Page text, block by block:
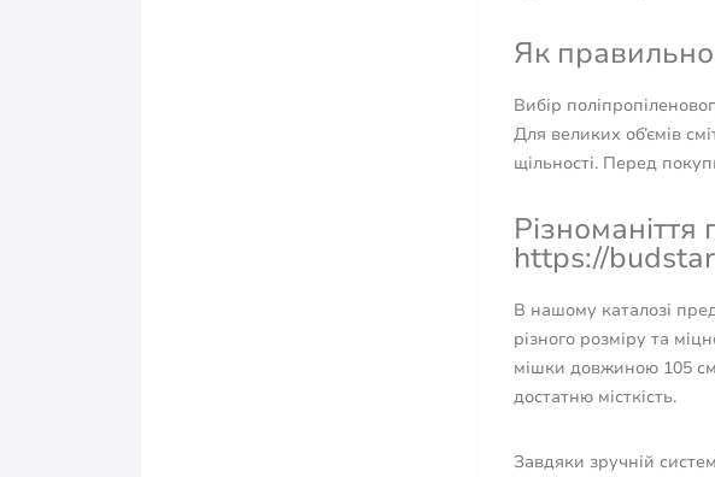
Як правильно
Вибір
Для великих об’ємів
щільності. Перед
Різноманіття
https://
В нашому каталозі
різного розміру та
мішки довжиною 105
достатню місткість.
Завдяки зручній